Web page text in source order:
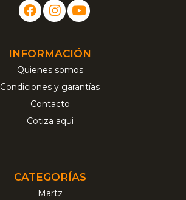
INFORMACIÓN
Quienes somos
Condiciones y garantías
Contacto
Cotiza aqui
CATEGORÍAS
Martz